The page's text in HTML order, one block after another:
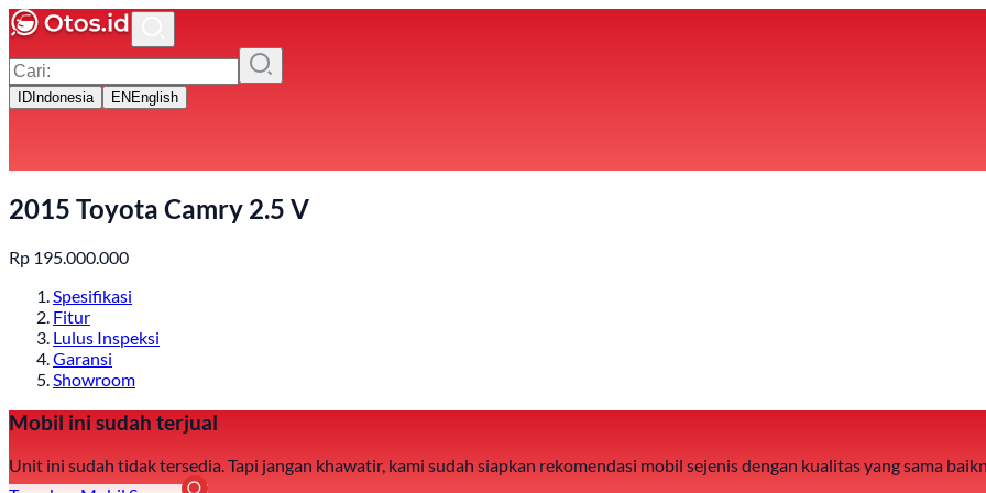
ID Indonesia EN English
2015 Toyota Camry 2.5 V
Rp 195.000.000
Spesifikasi
Fitur
Lulus Inspeksi
Garansi
Showroom
Mobil ini sudah terjual
Unit ini sudah tidak tersedia. Tapi jangan khawatir, kami sudah siapkan rekomendasi mobil sejenis dengan kualitas yang sama